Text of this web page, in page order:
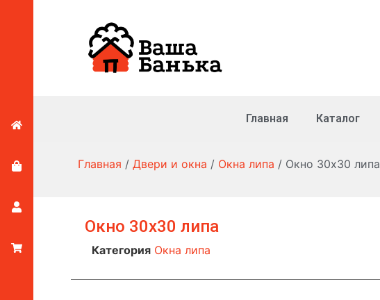
Главная Каталог
Главная / Двери и окна / Окна липа / Окно 30х30 липа
Окно 30х30 липа
Категория Окна липа